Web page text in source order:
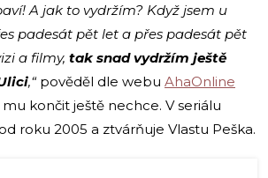
A jak to vydržím? Když jsem u
padesát pět let a přes padesát pět
a filmy, tak snad vydržím ještě
,“pověděl dle webu AhaOnline
končit ještě nechce. V seriálu
roku 2005 a ztvárňuje Vlastu Peška.